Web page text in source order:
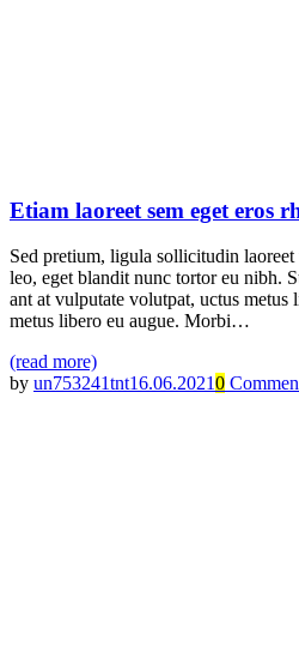
Etiam laoreet sem eget eros
Sed pretium, ligula sollicitudin
leo, eget blandit nunc tortor eu nibh.
ant at vulputate volutpat, uctus metus
metus libero eu augue. Morbi…
(read more)
by un753241tnt16.06.20210